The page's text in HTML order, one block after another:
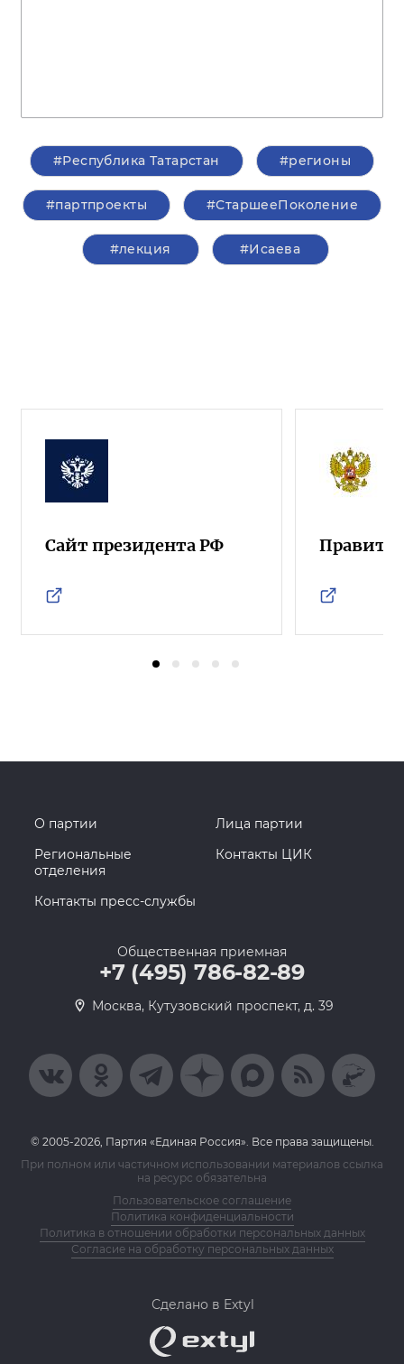
#Республика Татарстан #регионы
#партпроекты #СтаршееПоколение
#лекция #Исаева
Сайт президента РФ
О партии
Лица партии
Региональные
отделения
Контакты ЦИК
Контакты пресс-службы
Общественная приемная
+7 (495) 786-82-89
Москва, Кутузовский проспект, д. 39
© 2005-2026, Партия «Единая Россия». Все права защищены.
При полном или частичном использовании материалов ссылка
на ресурс обязательна
Пользовательское соглашение
Политика конфиденциальности
Политика в отношении обработки персональных данных
Согласие на обработку персональных данных
Сделано в Extyl